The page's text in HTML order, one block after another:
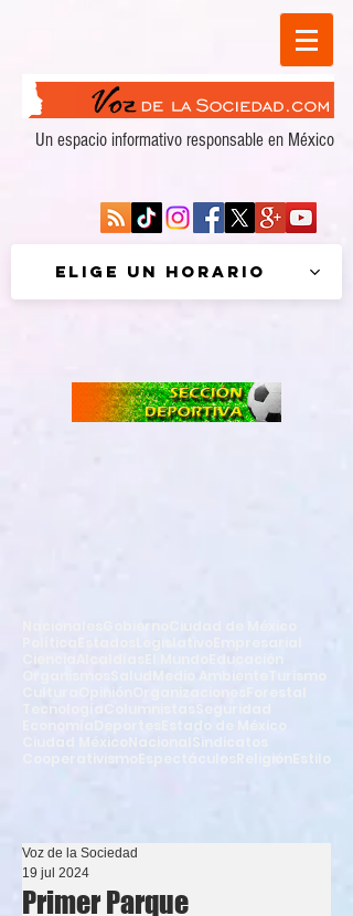
Un espacio informativo responsable en México
Elige un horario
Estado de México
Ciudad México
Sindicatos
Espectáculos ReligiónEstilo
Primer Parque
Voz de la Sociedad
19 jul 2024